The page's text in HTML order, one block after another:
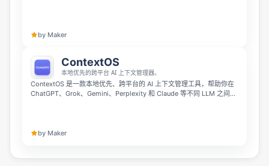
by Maker
ContextOS
本地优先的跨平台 AI 上下文管理器。
ContextOS 是一款本地优先、跨平台的 AI 上下文管理工具，帮助你在
ChatGPT、Grok、Gemini、Perplexity 和 Claude 等不同 LLM 之间无
by Maker